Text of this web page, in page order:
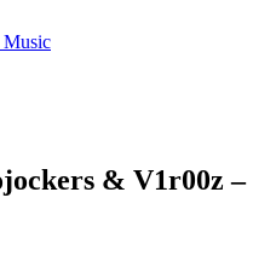
& V1r00z –